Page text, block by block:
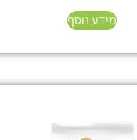
מידע נוסף